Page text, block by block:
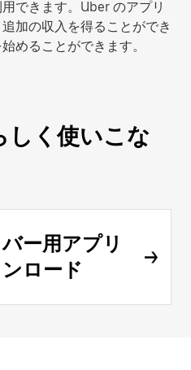
できます。Uber のアプリ
加の収入を得ることができ
めることができます。
しく使いこな
ー用アプリ
ロード